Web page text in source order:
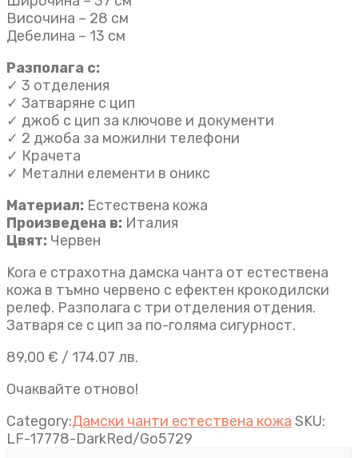
Височина – 28 см
Дебелина – 13 см
Разполага с:
✓ 3 отделения
✓ Затваряне с цип
✓ джоб с цип за ключове и документи
✓ 2 джоба за можилни телефони
✓ Крачета
✓ Метални елементи в оникс
Материал: Естествена кожа
Произведена в: Италия
Цвят: Червен
Kora е страхотна дамска чанта от естествена
кожа в тъмно червено с ефектен крокодилски
релеф. Разполага с три отделения отдения.
Затваря се с цип за по-голяма сигурност.
89,00 € / 174.07 лв.
Очаквайте отново!
Category:Дамски чанти естествена кожа SKU:
LF-17778-DarkRed/Go5729